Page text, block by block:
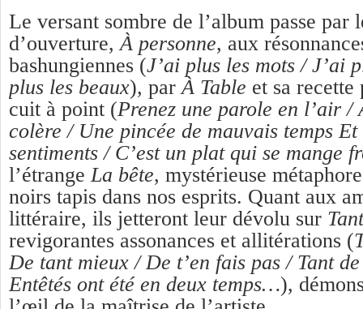
Le versant sombre de l’album passe par
d’ouverture, À personne, aux
bashungiennes (J’ai plus les mots / J’ai
plus les beaux), par À Table et sa
cuit à point (Prenez une parole en l’air /
colère / Une pincée de mauvais temps
sentiments / C’est un plat qui se mange
l’étrange La bête, mystérieuse
noirs tapis dans nos esprits. Quant aux
littéraire, ils jetteront leur dévolu sur
revigorantes assonances et allitérations (
De tant mieux / De t’en fais pas / Tant
Entêtés ont été en deux temps…),